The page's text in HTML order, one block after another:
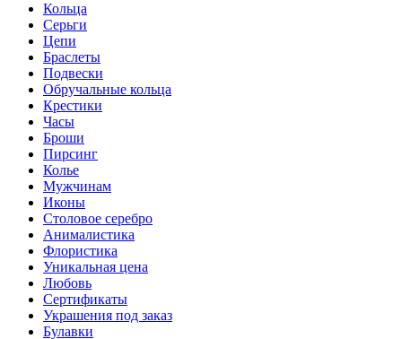
Кольца
Серьги
Цепи
Браслеты
Подвески
Обручальные кольца
Крестики
Часы
Броши
Пирсинг
Колье
Мужчинам
Иконы
Столовое серебро
Анималистика
Флористика
Уникальная цена
Любовь
Сертификаты
Украшения под заказ
Булавки